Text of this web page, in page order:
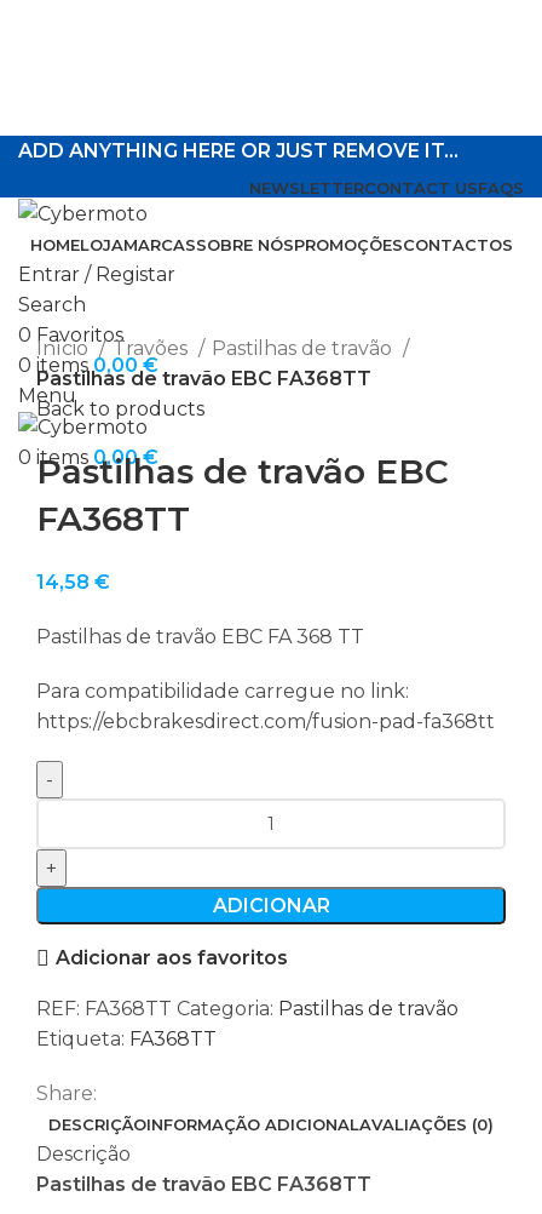
ADD ANYTHING HERE OR JUST REMOVE IT…
NEWSLETTERCONTACT USFAQS
HOMELOJAMARCASSOBRE NÓSPROMOÇÕESCONTACTOS
Entrar / Registar
Search
0 Favoritos
0 items 0,00 €
Menu
0 items 0,00€
Click to enlarge
Início
Travões
Pastilhas de travão
Pastilhas de travão EBC FA368TT
Back to products
Pastilhas de travão EBC
FA368TT
14,58 €
Pastilhas de travão EBC FA 368 TT
Para compatibilidade carregue no link:
https://ebcbrakesdirect.com/fusion-pad-fa368tt
de
Pastilhas
EBC
ADICIONAR
Adicionar aos favoritos
REF: FA368TT Categoria: Pastilhas de travão
Etiqueta: FA368TT
Share:
DESCRIÇÃOINFORMAÇÃO ADICIONALAVALIAÇÕES (0)
Descrição
Pastilhas de travão EBC FA368TT